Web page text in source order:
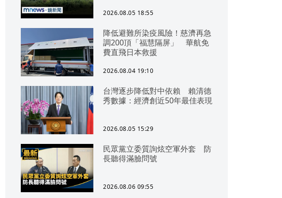
2026.08.05 18:55
降低避難所染疫風險！慈濟再急
調200頂「福慧隔屏」 華航免
費直飛日本救援
2026.08.04 19:10
台灣逐步降低對中依賴 賴清德
秀數據：經濟創近50年最佳表現
2026.08.05 15:29
民眾黨立委質詢炫空軍外套 防
長聽得滿臉問號
2026.08.06 09:55